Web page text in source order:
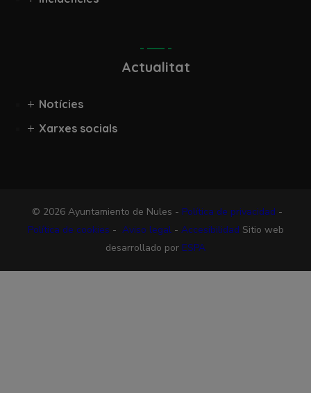
Actualitat
Notícies
Xarxes socials
© 2026 Ayuntamiento de Nules - Política de privacidad -
Política de cookies - Aviso legal- Accesibilidad Sitio web
desarrollado por ESPA